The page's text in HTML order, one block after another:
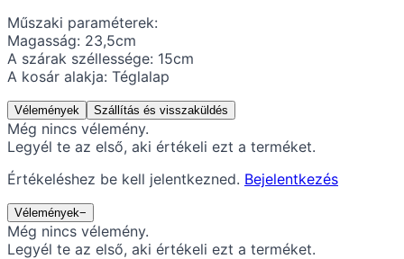
Műszaki paraméterek:
Magasság: 23,5cm
A szárak széllessége: 15cm
A kosár alakja: Téglalap
Vélemények Szállítás és visszaküldés
Még nincs vélemény.
Legyél te az első, aki értékeli ezt a terméket.
Értékeléshez be kell jelentkezned. Bejelentkezés
Vélemények−
Még nincs vélemény.
Legyél te az első, aki értékeli ezt a terméket.